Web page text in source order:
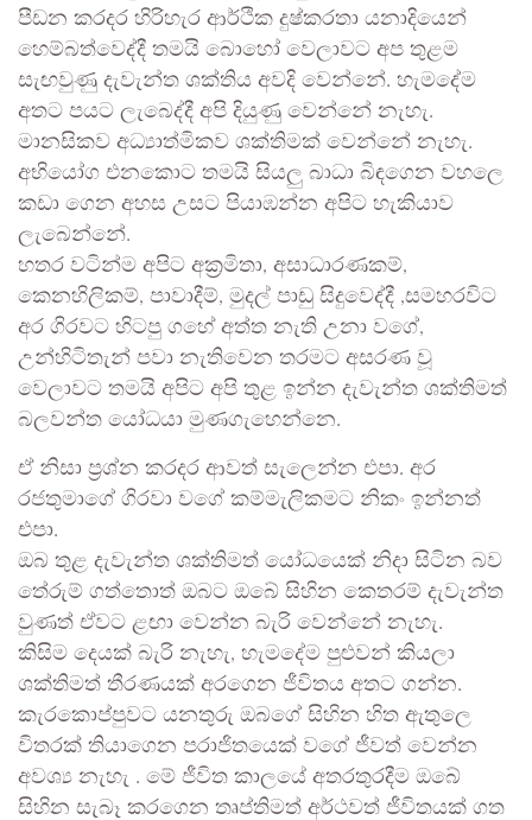
පීඩන කරදර හිරිහැර ආර්ථික දුෂ්කරතා යනාදියෙන්
හෙම්බත්වෙද්දී තමයි බොහෝ වෙලාවට අප තුළම
සැඟවුණු දැවැන්ත ශක්තිය අවදි වෙන්නේ. හැමදේම
අතට පයට ලැබෙද්දී අපි දියුණු වෙන්නේ නැහැ.
මානසිකව අධ්‍යාත්මිකව ශක්තිමක් වෙන්නේ නැහැ.
අභියෝග එනකොට තමයි සියලු බාධා බිඳගෙන වහලෙ
කඩා ගෙන අහස උසට පියාඹන්න අපිට හැකියාව
ලැබෙන්නේ.
හතර වටින්ම අපිට අක්‍රමිතා, අසාධාරණකම්,
කෙනහිලිකම්, පාවාදීම්, මුදල් පාඩු සිදුවෙද්දී ,සමහරවිට
අර ගිරවට හිටපු ගහේ අත්ත නැති උනා වගේ,
උන්හිටිතැන් පවා නැතිවෙන තරමට අසරණ වූ
වෙලාවට තමයි අපිට අපි තුළ ඉන්න දැවැන්ත ශක්තිමත්
බලවන්ත යෝධයා මුණගැහෙන්නෙ.
ඒ නිසා ප්‍රශ්න කරදර ආවත් සැලෙන්න එපා. අර
රජතුමාගේ ගිරවා වගේ කම්මැලිකමට නිකං ඉන්නත්
එපා.
ඔබ තුළ දැවැන්ත ශක්තිමත් යෝධයෙක් නිදා සිටින බව
තේරුම් ගත්තොත් ඔබට ඔබේ සිහින කෙතරම් දැවැන්ත
වුණත් ඒවට ළඟා වෙන්න බැරි වෙන්නේ නැහැ.
කිසිම දෙයක් බැරි නැහැ, හැමදේම පුළුවන් කියලා
ශක්තිමත් තීරණයක් අරගෙන ජීවිතය අතට ගන්න.
කැරකොප්පුවට යනතුරු ඔබගේ සිහින හිත ඇතුලෙ
විතරක් තියාගෙන පරාජිතයෙක් වගේ ජීවත් වෙන්න
අවශ්‍ය නැහැ . මේ ජීවිත කාලයේ අතරතුරදීම ඔබේ
සිහින සැබෑ කරගෙන තෘප්තිමත් අර්ථවත් ජීවිතයක් ගත